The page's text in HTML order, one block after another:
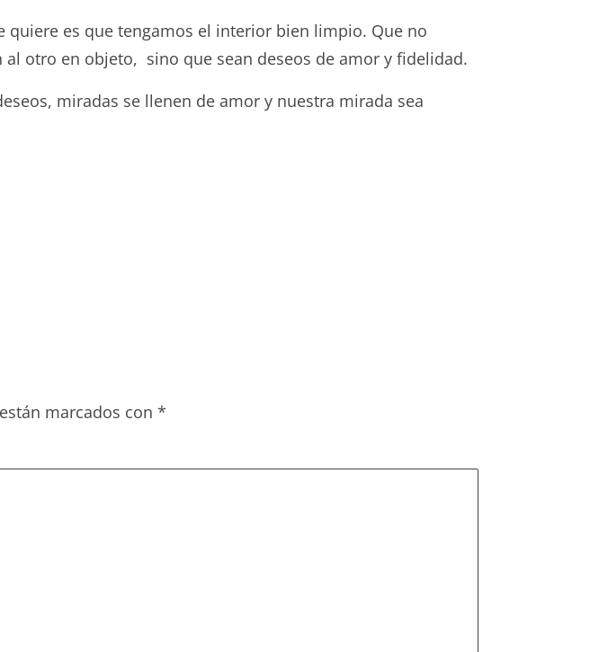
quiere es que tengamos el interior bien limpio. Que no
otro en objeto, sino que sean deseos de amor y fidelidad.
miradas se llenen de amor y nuestra mirada sea
marcados con *